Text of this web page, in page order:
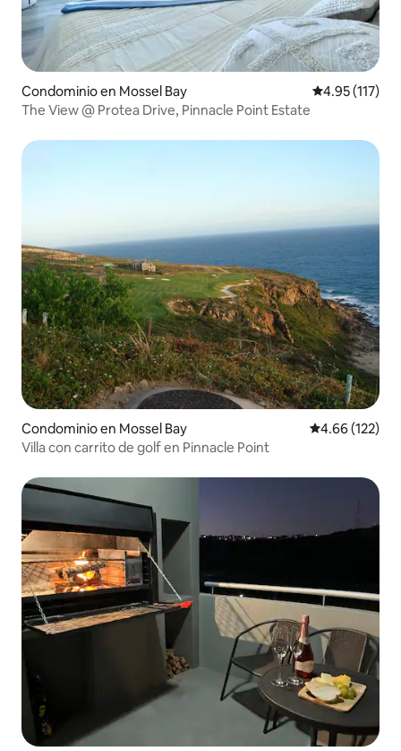
Condominio en Mossel Bay Calificación
4.95 (117)
The View @ Protea Drive, Pinnacle Point Estate
Condominio en Mossel Bay Calificación
4.66 (122)
Villa con carrito de golf en Pinnacle Point